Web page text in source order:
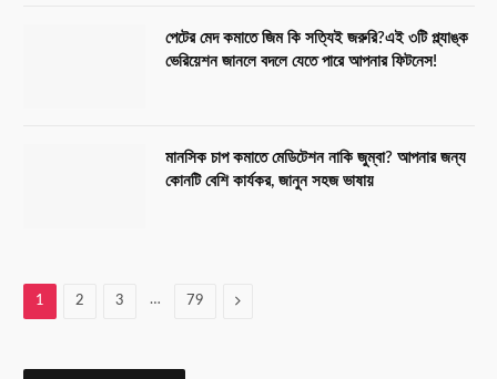
পেটের মেদ কমাতে জিম কি সত্যিই জরুরি?এই ৩টি প্ল্যাঙ্ক
ভেরিয়েশন জানলে বদলে যেতে পারে আপনার ফিটনেস!
মানসিক চাপ কমাতে মেডিটেশন নাকি জুম্বা? আপনার জন্য
কোনটি বেশি কার্যকর, জানুন সহজ ভাষায়
1 2 3 … 79 Next